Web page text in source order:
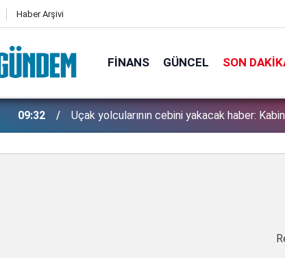
Haber Arşivi
FINANS GÜNCEL SON
09:32 Uçak yolcularının cebini yakacak haber: